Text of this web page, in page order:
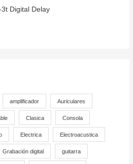
Digital Delay
amplificador Auriculares
Clasica Consola
Electrica Electroacustica
Grabación digital guitarra